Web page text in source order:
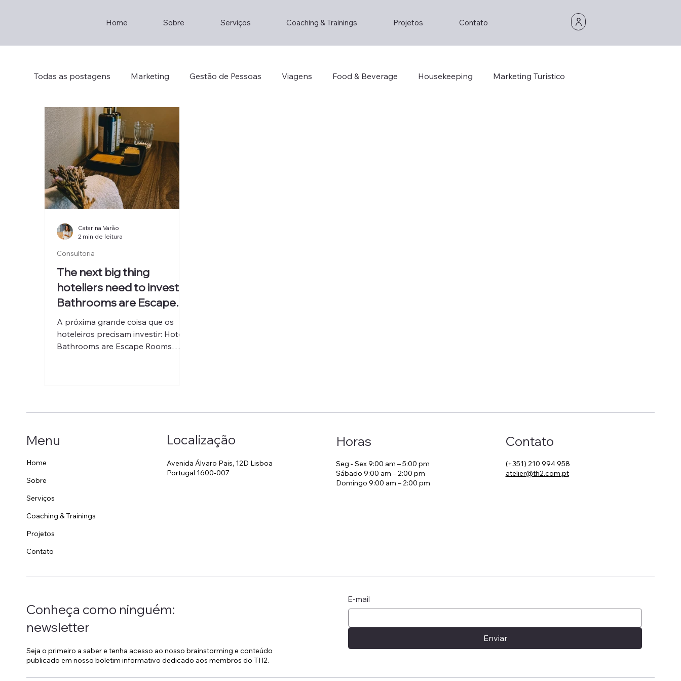
Home Sobre Serviços Coaching & Trainings Projetos Contato
Todas as postagens Marketing Gestão de Pessoas Viagens Food & Beverage Housekeeping Marketing Turístico
Gestão de Empresas
Gestão de Empresas Consultoria
Crisis Management Strategic Thinking
The next big thing
hoteliers need to invest:
Bathrooms are Escape
Rooms
A próxima grande coisa que os
hoteleiros precisam investir: Hotel
Bathrooms are Escape Rooms
Consultoria
Catarina Varão
2 min de leitura
Menu
Home
Sobre
Serviços
Coaching & Trainings
Projetos
Contato
Localização
Avenida Álvaro Pais, 12D Lisboa
Portugal 1600-007
Horas
Seg - Sex 9:00 am – 5:00 pm
Sábado 9:00 am – 2:00 pm
Domingo 9:00 am – 2:00 pm
Contato
(+351) 210 994 958
atelier@th2.com.pt
Conheça como ninguém:
newsletter
Seja o primeiro a saber e tenha acesso ao nosso brainstorming e conteúdo
publicado em nosso boletim informativo dedicado aos membros do TH2.
E-mail
Enviar